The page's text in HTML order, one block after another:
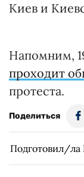
Киев и
Напомним,
проходит
протеста.
Поделиться
Подготовил/